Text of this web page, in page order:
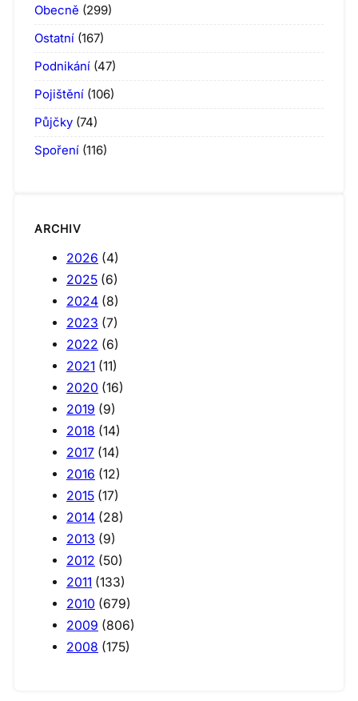
Obecně (299)
Ostatní (167)
Podnikání (47)
Pojištění (106)
Půjčky (74)
Spoření (116)
ARCHIV
2026 (4)
2025 (6)
2024 (8)
2023 (7)
2022 (6)
2021 (11)
2020 (16)
2019 (9)
2018 (14)
2017 (14)
2016 (12)
2015 (17)
2014 (28)
2013 (9)
2012 (50)
2011 (133)
2010 (679)
2009 (806)
2008 (175)